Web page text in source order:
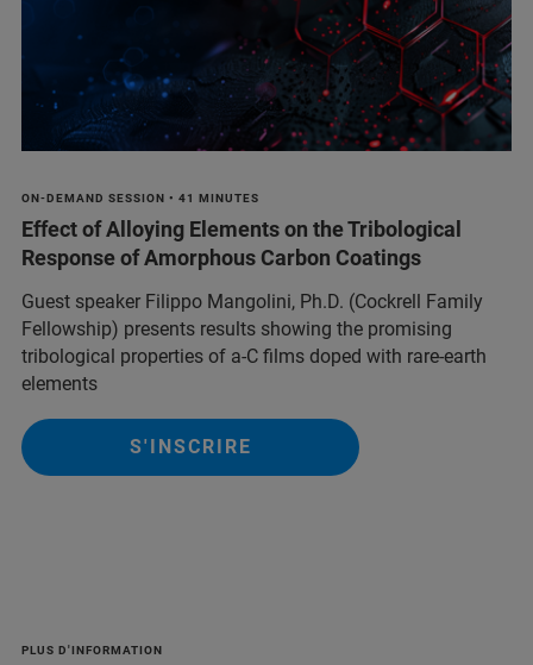
ON-DEMAND SESSION • 41 MINUTES
Effect of Alloying Elements on the Tribological
Response of Amorphous Carbon Coatings
Guest speaker Filippo Mangolini, Ph.D. (Cockrell Family
Fellowship) presents results showing the promising
tribological properties of a-C films doped with rare-earth
elements
S'INSCRIRE
PLUS D'INFORMATION